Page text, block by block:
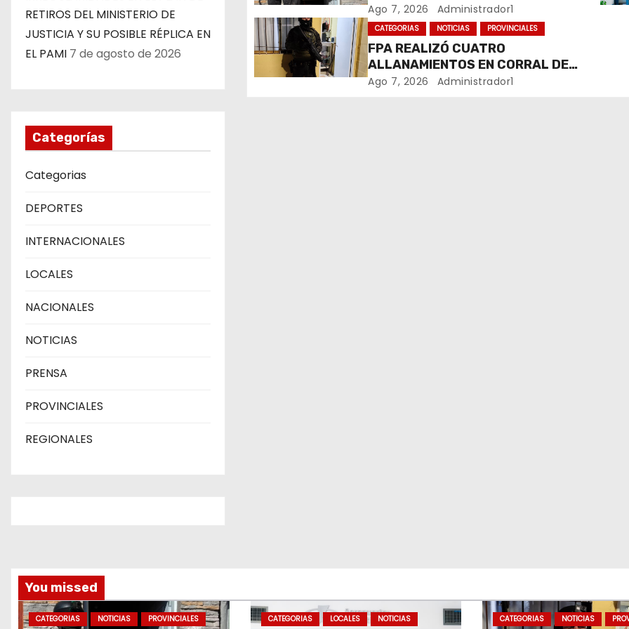
RETIROS DEL MINISTERIO DE
JUSTICIA Y SU POSIBLE RÉPLICA EN
EL PAMI 7 de agosto de 2026
Categorías
Categorias
DEPORTES
INTERNACIONALES
LOCALES
NACIONALES
NOTICIAS
PRENSA
PROVINCIALES
REGIONALES
d
e
e
COMERCIALIZABA COCAÍNA Y
MARIHUANA EN UNA PLAZA
Ago 7, 2026 Administrador1
CATEGORIAS NOTICIAS PROVINCIALES
FPA REALIZÓ CUATRO
ALLANAMIENTOS EN CORRAL DE
BUSTOS-IFFLINGER
Ago 7, 2026 Administrador1
You missed
CATEGORIAS NOTICIAS PROVINCIALES CATEGORIAS LOCALES NOTICIAS CATEGORIAS NOTICIAS